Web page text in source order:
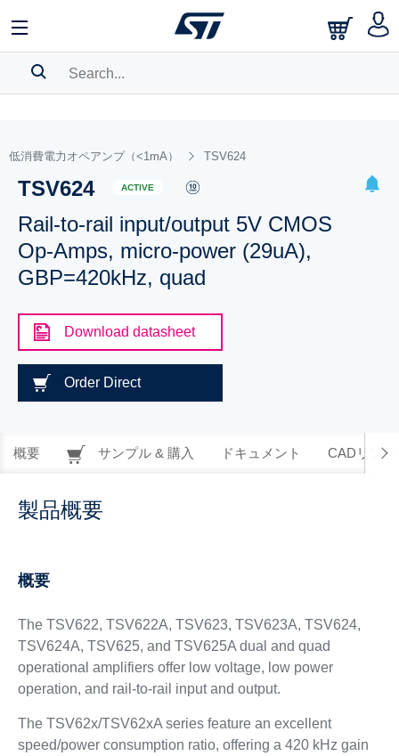
BOOKMARK
Pleaselog in to show your saved searches.
低消費電力オペアンプ（<1mA） TSV624
TSV624 ACTIVE
Rail-to-rail input/output 5V CMOS
Op-Amps, micro-power (29uA),
GBP=420kHz, quad
Download datasheet
Order Direct
概要 サンプル & 購入 ドキュメント CADリソー
製品概要
概要
The TSV622, TSV622A, TSV623, TSV623A, TSV624,
TSV624A, TSV625, and TSV625A dual and quad
operational amplifiers offer low voltage, low power
operation, and rail-to-rail input and output.
The TSV62x/TSV62xA series feature an excellent
speed/power consumption ratio, offering a 420 kHz gain